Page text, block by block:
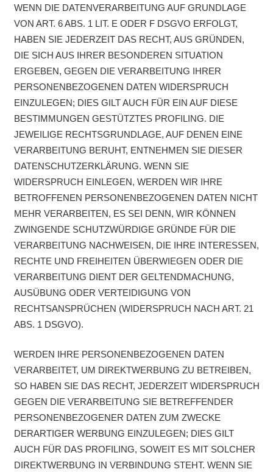
WENN DIE DATENVERARBEITUNG AUF GRUNDLAGE
VON ART. 6 ABS. 1 LIT. E ODER F DSGVO ERFOLGT,
HABEN SIE JEDERZEIT DAS RECHT, AUS GRÜNDEN,
DIE SICH AUS IHRER BESONDEREN SITUATION
ERGEBEN, GEGEN DIE VERARBEITUNG IHRER
PERSONENBEZOGENEN DATEN WIDERSPRUCH
EINZULEGEN; DIES GILT AUCH FÜR EIN AUF DIESE
BESTIMMUNGEN GESTÜTZTES PROFILING. DIE
JEWEILIGE RECHTSGRUNDLAGE, AUF DENEN EINE
VERARBEITUNG BERUHT, ENTNEHMEN SIE DIESER
DATENSCHUTZERKLÄRUNG. WENN SIE
WIDERSPRUCH EINLEGEN, WERDEN WIR IHRE
BETROFFENEN PERSONENBEZOGENEN DATEN NICHT
MEHR VERARBEITEN, ES SEI DENN, WIR KÖNNEN
ZWINGENDE SCHUTZWÜRDIGE GRÜNDE FÜR DIE
VERARBEITUNG NACHWEISEN, DIE IHRE INTERESSEN,
RECHTE UND FREIHEITEN ÜBERWIEGEN ODER DIE
VERARBEITUNG DIENT DER GELTENDMACHUNG,
AUSÜBUNG ODER VERTEIDIGUNG VON
RECHTSANSPRÜCHEN (WIDERSPRUCH NACH ART. 21
ABS. 1 DSGVO).
WERDEN IHRE PERSONENBEZOGENEN DATEN
VERARBEITET, UM DIREKTWERBUNG ZU BETREIBEN,
SO HABEN SIE DAS RECHT, JEDERZEIT WIDERSPRUCH
GEGEN DIE VERARBEITUNG SIE BETREFFENDER
PERSONENBEZOGENER DATEN ZUM ZWECKE
DERARTIGER WERBUNG EINZULEGEN; DIES GILT
AUCH FÜR DAS PROFILING, SOWEIT ES MIT SOLCHER
DIREKTWERBUNG IN VERBINDUNG STEHT. WENN SIE